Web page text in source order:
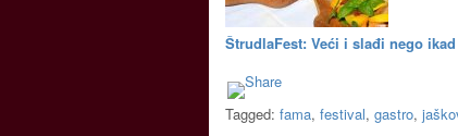
ŠtrudlaFest: Veći i slađi nego ikad
Tagged: fama, festival, gastro,